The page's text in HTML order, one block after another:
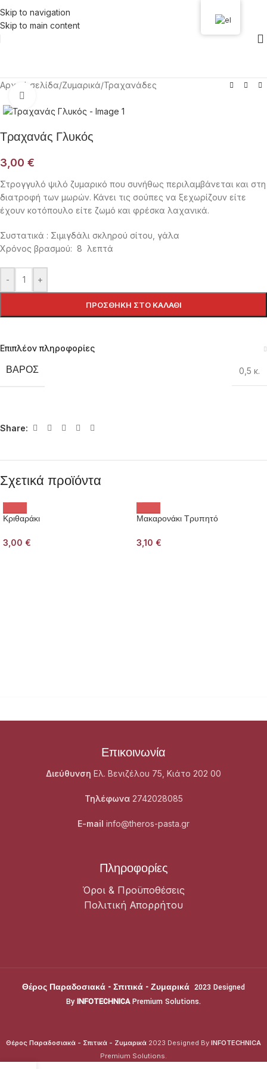
Skip to navigation
Skip to main content
Αρχική σελίδα/Ζυμαρικά/Τραχανάδες
Τραχανάς Γλυκός
3,00 €
Στρογγυλό ψιλό ζυμαρικό που συνήθως περιλαμβάνεται και στη
διατροφή των μωρών. Κάνει τις σούπες να ξεχωρίζουν είτε
έχουν κοτόπουλο είτε ζωμό και φρέσκα λαχανικά.
Συστατικά : Σιμιγδάλι σκληρού σίτου, γάλα
Χρόνος βρασμού: 8 λεπτά
- +
ΠΡΟΣΘΉΚΗ ΣΤΟ ΚΑΛΆΘΙ
Επιπλέον πληροφορίες
ΒΆΡΟΣ 0,5 κ.
Share:
Σχετικά προϊόντα
Κριθαράκι
3,00 €
Μακαρονάκι Τρυπητό
3,10 €
Επικοινωνία
Διεύθυνση Ελ. Βενιζέλου 75, Κιάτο 202 00
Τηλέφωνα 2742028085
E-mail info@theros-pasta.gr
Πληροφορίες
Όροι & Προϋποθέσεις
Πολιτική Απορρήτου
Θέρος Παραδοσιακά - Σπιτικά - Ζυμαρικά 2023 Designed
By INFOTECHNICAPremium Solutions.
Θέρος Παραδοσιακά - Σπιτικά - Ζυμαρικά 2023 Designed By
Θέρος Παραδοσιακά - Σπιτικά - Ζυμαρικά 2023 Designed By INFOTECHNICA
Premium Solutions.